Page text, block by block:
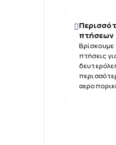
πτήσεων
Βρίσκουμε
πτήσεις